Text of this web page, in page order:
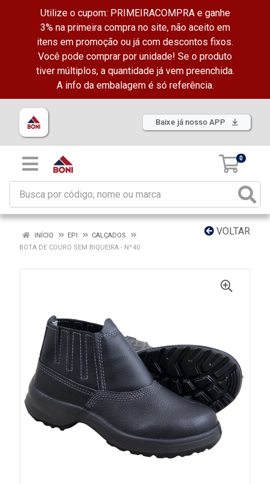
Utilize o cupom: PRIMEIRACOMPRA e ganhe
3% na primeira compra no site, não aceito em
itens em promoção ou já com descontos fixos.
Você pode comprar por unidade! Se o produto
tiver múltiplos, a quantidade já vem preenchida.
A info da embalagem é só referência.
Baixe já nosso APP
0
VOLTAR
INÍCIO EPI
CALÇADOS
BOTA DE COURO SEM BIQUEIRA - Nº40